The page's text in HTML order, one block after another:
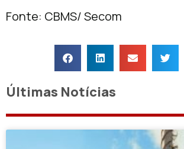
Fonte: CBMS/ Secom
Últimas Notícias